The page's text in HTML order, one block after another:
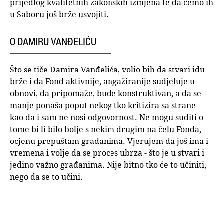
prijedlog kvalitetnih zakonskih izmjena te da ćemo ih
u Saboru još brže usvojiti.
O DAMIRU VANĐELIĆU
Što se tiče Damira Vanđelića, volio bih da stvari idu
brže i da Fond aktivnije, angažiranije sudjeluje u
obnovi, da pripomaže, bude konstruktivan, a da se
manje ponaša poput nekog tko kritizira sa strane -
kao da i sam ne nosi odgovornost. Ne mogu suditi o
tome bi li bilo bolje s nekim drugim na čelu Fonda,
ocjenu prepuštam građanima. Vjerujem da još ima i
vremena i volje da se proces ubrza - što je u stvari i
jedino važno građanima. Nije bitno tko će to učiniti,
nego da se to učini.